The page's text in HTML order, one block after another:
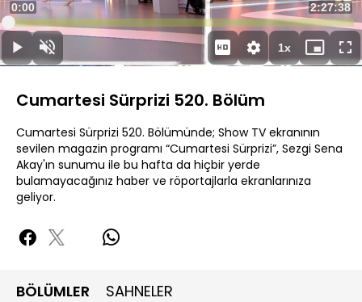
DuraklatSesi
Aç
Süre
0:00 Toplam
Süre
2:27:38
Yüklendi:
0.13%
1xOynatma
Hızı
Mini
oynatıcı
Cumartesi Sürprizi 520. Bölüm
Cumartesi Sürprizi 520. Bölümünde; Show TV ekranının
sevilen magazin programı “Cumartesi Sürprizi”, Sezgi Sena
Akay'ın sunumu ile bu hafta da hiçbir yerde
bulamayacağınız haber ve röportajlarla ekranlarınıza
geliyor.
BÖLÜMLER SAHNELER